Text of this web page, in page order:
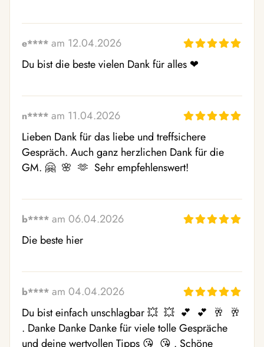
e**** am 12.04.2026
Du bist die beste vielen Dank für alles ❤ ️
n**** am 11.04.2026
Lieben Dank für das liebe und treffsichere
Gespräch. Auch ganz herzlichen Dank für die
GM. 🤗  🌸  🫶  Sehr empfehlenswert!
b**** am 06.04.2026
Die beste hier
b**** am 04.04.2026
Du bist einfach unschlagbar 💥  💥  💕  💕  🥂  🥂
. Danke Danke Danke für viele tolle Gespräche
und deine wertvollen Tipps 😘  😘 . Schöne